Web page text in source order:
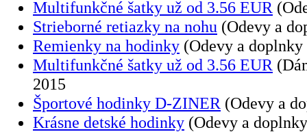
Multifunkčné šatky už od 3.56 EUR
Strieborné retiazky na nohu (Odevy a
Remienky na hodinky (Odevy a
Multifunkčné šatky už od 3.56 EUR
2015
Športové hodinky D-ZINER (Odevy a
Krásne detské hodinky (Odevy a